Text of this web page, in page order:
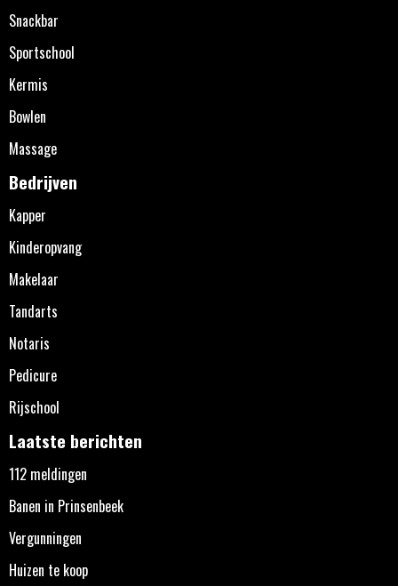
Snackbar
Sportschool
Kermis
Bowlen
Massage
Bedrijven
Kapper
Kinderopvang
Makelaar
Tandarts
Notaris
Pedicure
Rijschool
Laatste berichten
112 meldingen
Banen in Prinsenbeek
Vergunningen
Huizen te koop